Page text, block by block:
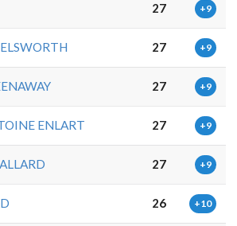
27 +9
27 +9
27 +9
ENLART 27 +9
27 +9
26 +10